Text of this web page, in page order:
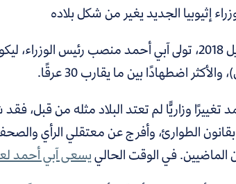
إثيوبيا الجديد يغير من شكل بلاده
في إبريل 2018، تولى آبي أحمد منصب رئيس
والأكثر اضطهادًا بين ما يقارب 30 عرقًا.
الطوارئ، وأفرج عن معتقلي الرأي
الماضيين. في الوقت الحالييسعى آبي أحمد